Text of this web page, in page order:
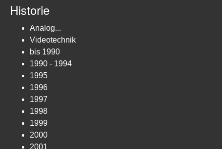
Historie
Analog...
Videotechnik
bis 1990
1990 - 1994
1995
1996
1997
1998
1999
2000
2001